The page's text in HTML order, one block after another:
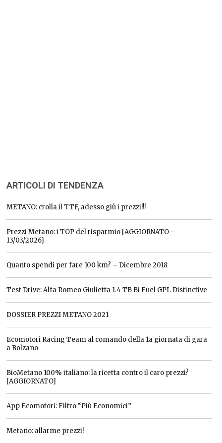
ARTICOLI DI TENDENZA
METANO: crolla il TTF, adesso giù i prezzi!!!
Prezzi Metano: i TOP del risparmio [AGGIORNATO –
13/03/2026]
Quanto spendi per fare 100 km? – Dicembre 2018
Test Drive: Alfa Romeo Giulietta 1.4 TB Bi Fuel GPL Distinctive
DOSSIER PREZZI METANO 2021
Ecomotori Racing Team al comando della 1a giornata di gara
a Bolzano
BioMetano 100% italiano: la ricetta contro il caro prezzi?
[AGGIORNATO]
App Ecomotori: Filtro “Più Economici”
Metano: allarme prezzi!